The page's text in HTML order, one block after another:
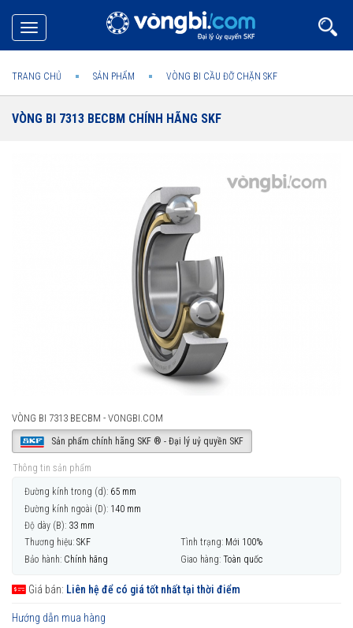
Toggle
navigation
TRANG CHỦ SẢN PHẨM VÒNG BI CẦU ĐỠ CHẶN SKF
VÒNG BI 7313 BECBM CHÍNH HÃNG SKF
VÒNG BI 7313 BECBM - VONGBI.COM
Sản phẩm chính hãng SKF ® - Đại lý uỷ quyền SKF
Thông tin sản phẩm
Đường kính trong (d): 65 mm
Đường kính ngoài (D): 140 mm
Độ dày (B): 33 mm
Thương hiệu: SKF Tình trạng: Mới 100%
Bảo hành: Chính hãng Giao hàng: Toàn quốc
Giá bán: Liên hệ để có giá tốt nhất tại thời điểm
Hướng dẫn mua hàng